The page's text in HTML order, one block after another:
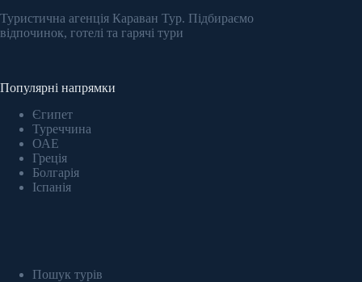
Туристична агенція Караван Тур. Підбираємо
відпочинок, готелі та гарячі тури
Популярні напрямки
Єгипет
Туреччина
ОАЕ
Греція
Болгарія
Іспанія
Пошук турів